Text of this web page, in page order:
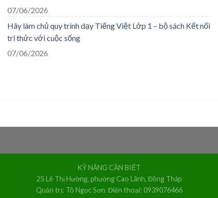
07/06/2026
Hãy làm chủ quy trình dạy Tiếng Việt Lớp 1 – bộ sách Kết nối
tri thức với cuộc sống
07/06/2026
KỸ NĂNG CẦN BIẾT
25 Lê Thị Hường, phường Cao Lãnh, Đồng Tháp
Quản trị: Tô Ngọc Sơn. Điện thoại: 0939076466